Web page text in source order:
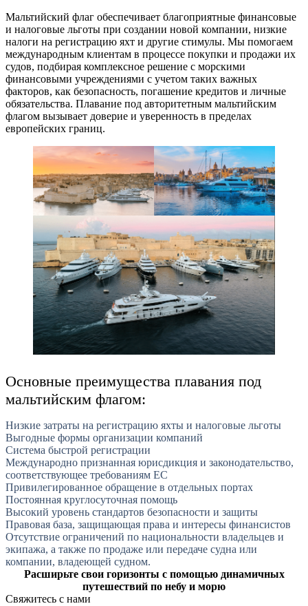
Мальтийский флаг обеспечивает благоприятные финансовые
и налоговые льготы при создании новой компании, низкие
налоги на регистрацию яхт и другие стимулы. Мы помогаем
международным клиентам в процессе покупки и продажи их
судов, подбирая комплексное решение с морскими
финансовыми учреждениями с учетом таких важных
факторов, как безопасность, погашение кредитов и личные
обязательства. Плавание под авторитетным мальтийским
флагом вызывает доверие и уверенность в пределах
европейских границ.
Основные преимущества плавания под
мальтийским флагом:
Низкие затраты на регистрацию яхты и налоговые льготы
Выгодные формы организации компаний
Система быстрой регистрации
Международно признанная юрисдикция и законодательство,
соответствующее требованиям ЕС
Привилегированное обращение в отдельных портах
Постоянная круглосуточная помощь
Высокий уровень стандартов безопасности и защиты
Правовая база, защищающая права и интересы финансистов
Отсутствие ограничений по национальности владельцев и
экипажа, а также по продаже или передаче судна или
компании, владеющей судном.
Расширьте свои горизонты с помощью динамичных
путешествий по небу и морю
Свяжитесь с нами